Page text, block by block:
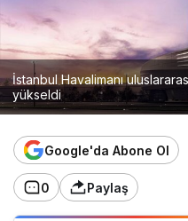
İstanbul Havalimanı
yükseldi
Google'da Abone Ol
0 Paylaş